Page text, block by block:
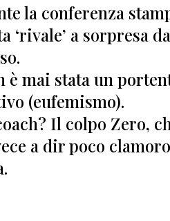
la conferenza
‘rivale’ a sorpresa da
è mai stata un
(eufemismo).
Il colpo Zero,
a dir poco